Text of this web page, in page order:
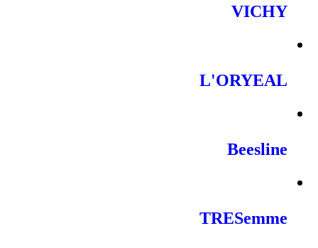
VICHY
L'ORYEAL
Beesline
TRESemme